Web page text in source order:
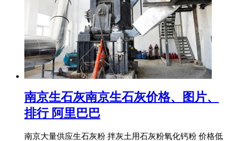
南京生石灰南京生石灰价格、图片、
排行 阿里巴巴
南京大量供应生石灰粉 拌灰土用石灰粉氧化钙粉 价格低